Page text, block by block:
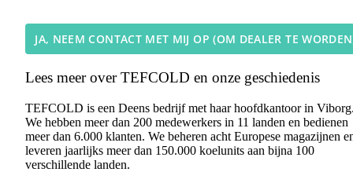
JA, NEEM CONTACT MET MIJ OP (OM DEALER TE
Lees meer over TEFCOLD en onze geschiedenis
TEFCOLD is een Deens bedrijf met haar hoofdkantoor in
We hebben meer dan 200 medewerkers in 11 landen en bedienen
meer dan 6.000 klanten. We beheren acht Europese magazijnen
leveren jaarlijks meer dan 150.000 koelunits aan bijna 100
verschillende landen.